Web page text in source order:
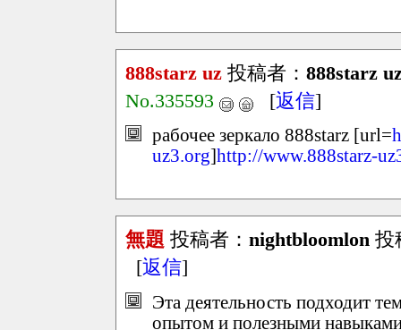
888starz uz 投稿者： 888starz
No.335593
[返信]
рабочее зеркало 888starz [url=
uz3.org]http://www.888starz-
無題 投稿者： nightbloomlon 投
[返信]
Эта деятельность подходит
опытом и полезными